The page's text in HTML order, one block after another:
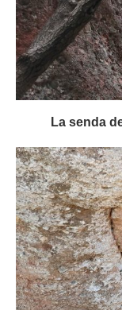
La senda